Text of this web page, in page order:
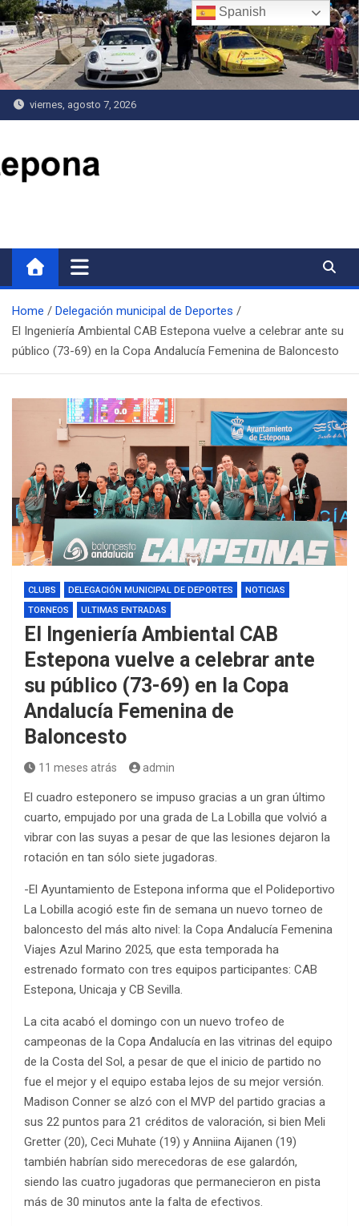
Saltar
al
contenido
viernes, agosto 7, 2026
Home
Delegación municipal de Deportes
El Ingeniería Ambiental CAB Estepona vuelve a celebrar ante su
público (73-69) en la Copa Andalucía Femenina de Baloncesto
CLUBS DELEGACIÓN MUNICIPAL DE DEPORTES
NOTICIAS
TORNEOS
ULTIMAS ENTRADAS
El Ingeniería Ambiental CAB
Estepona vuelve a celebrar ante
su público (73-69) en la Copa
Andalucía Femenina de
Baloncesto
11 meses atrás admin
El cuadro esteponero se impuso gracias a un gran último
cuarto, empujado por una grada de La Lobilla que volvió a
vibrar con las suyas a pesar de que las lesiones dejaron la
rotación en tan sólo siete jugadoras.
-El Ayuntamiento de Estepona informa que el Polideportivo
La Lobilla acogió este fin de semana un nuevo torneo de
baloncesto del más alto nivel: la Copa Andalucía Femenina
Viajes Azul Marino 2025, que esta temporada ha
estrenado formato con tres equipos participantes: CAB
Estepona, Unicaja y CB Sevilla.
La cita acabó el domingo con un nuevo trofeo de
campeonas de la Copa Andalucía en las vitrinas del equipo
de la Costa del Sol, a pesar de que el inicio de partido no
fue el mejor y el equipo estaba lejos de su mejor versión.
Madison Conner se alzó con el MVP del partido gracias a
sus 22 puntos para 21 créditos de valoración, si bien Meli
Gretter (20), Ceci Muhate (19) y Anniina Aijanen (19)
también habrían sido merecedoras de ese galardón,
siendo las cuatro jugadoras que permanecieron en pista
más de 30 minutos ante la falta de efectivos.
Spanish